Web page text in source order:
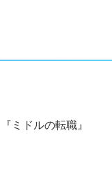
ミドルの転職』